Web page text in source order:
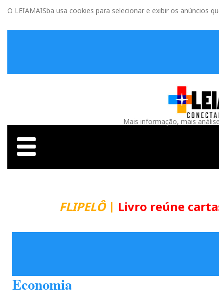
O LEIAMAISba usa cookies para selecionar e exibir os anúncios
Mais informação, mais
FLIPELÔ| Livro reúne
Economia